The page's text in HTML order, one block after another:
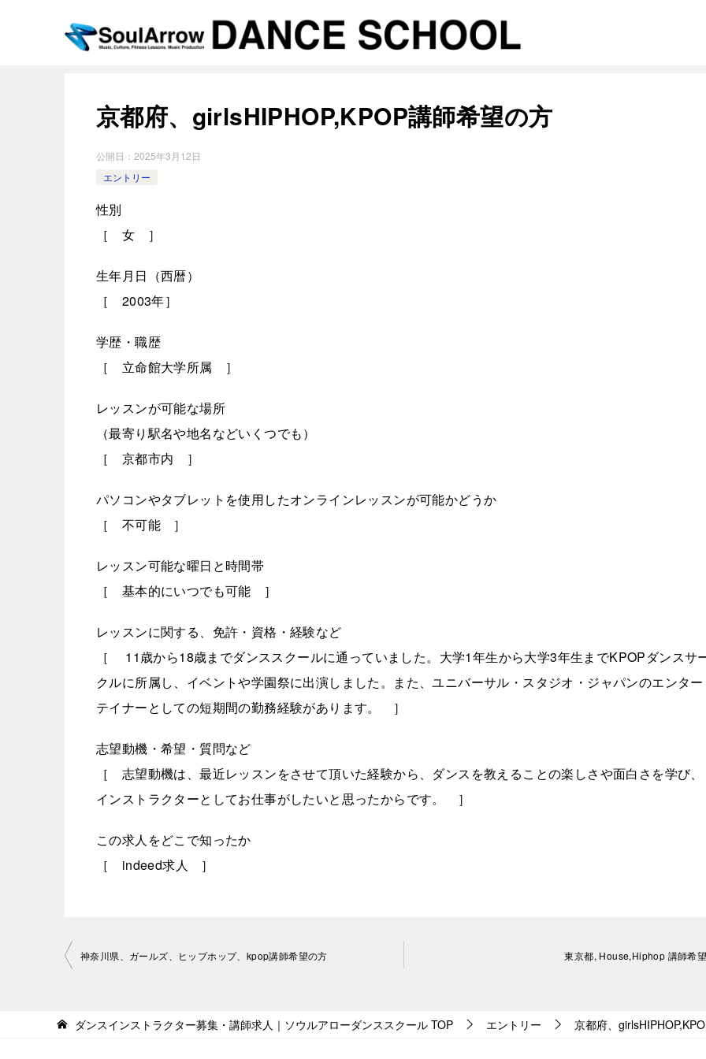
京都府、girlsHIPHOP,KPOP講師希望の方
公開日： 2025年3月12日
エントリー
性別
［ 女 ］
生年月日（西暦）
［ 2003年］
学歴・職歴
［ 立命館大学所属 ］
レッスンが可能な場所
（最寄り駅名や地名などいくつでも）
［ 京都市内 ］
パソコンやタブレットを使用したオンラインレッスンが可能かどうか
［ 不可能 ］
レッスン可能な曜日と時間帯
［ 基本的にいつでも可能 ］
レッスンに関する、免許・資格・経験など
［ 11歳から18歳までダンススクールに通っていました。大学1年生から大学3年生までKPOPダンスサ
クルに所属し、イベントや学園祭に出演しました。また、ユニバーサル・スタジオ・ジャパンのエンター
テイナーとしての短期間の勤務経験があります。 ］
志望動機・希望・質問など
［ 志望動機は、最近レッスンをさせて頂いた経験から、ダンスを教えることの楽しさや面白さを学び、
インストラクターとしてお仕事がしたいと思ったからです。 ］
この求人をどこで知ったか
［ indeed求人 ］
投
ナ
神奈川県、ガールズ、ヒップホップ、kpop講師希望の方 東京都, House,Hiphop 講師希
ダンスインストラクター募集・講師求人｜ソウルアローダンススクール TOP エントリー 京都府、